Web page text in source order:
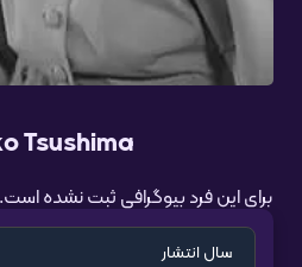
Tsushima
برای این فرد بیوگرافی ثبت نشده است.